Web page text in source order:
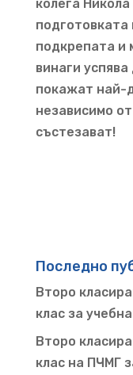
колега
подготовката
подкрепата и
винаги
покажат най-
независимо
състезават!
Последно
Второ
клас за
Второ
клас на ПЧМГ